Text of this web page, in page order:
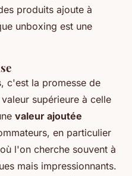
produits ajoute à
unboxing est une
c'est la promesse de
supérieure à celle
valeur ajoutée
en particulier
l'on cherche souvent à
mais impressionnants.